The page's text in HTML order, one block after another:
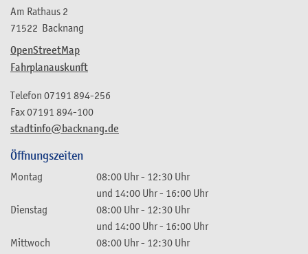
Am Rathaus 2
71522 Backnang
OpenStreetMap
Fahrplanauskunft
stadtinfo@backnang.de
Telefon 07191 894-256
Fax07191 894-100
Öffnungszeiten
Montag 08:00 Uhr- 12:30 Uhr
und 14:00 Uhr- 16:00 Uhr
Dienstag
08:00 Uhr- 12:30 Uhr
und 14:00 Uhr- 16:00 Uhr
Mittwoch
08:00 Uhr- 12:30 Uhr